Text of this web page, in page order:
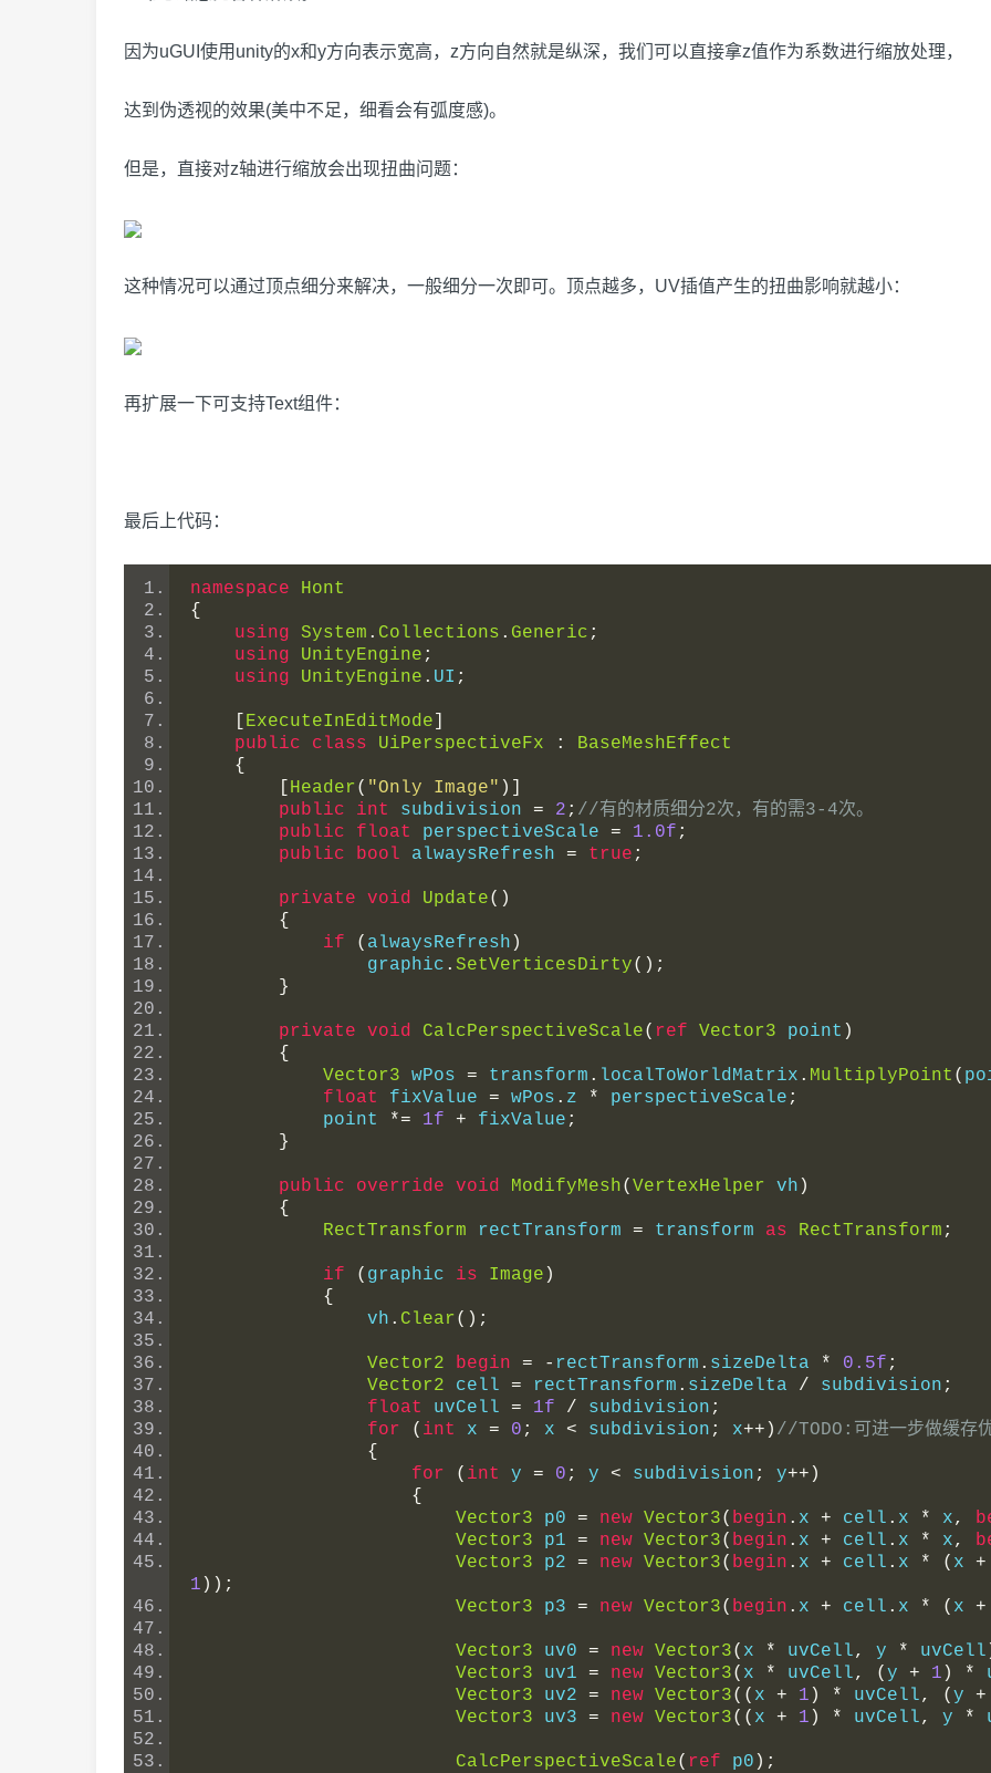
因为uGUI使用unity的x和y方向表示宽高，z方向自然就是纵深，我们可以直接拿z值作为系数进行缩放处理，
达到伪透视的效果(美中不足，细看会有弧度感)。
但是，直接对z轴进行缩放会出现扭曲问题：
这种情况可以通过顶点细分来解决，一般细分一次即可。顶点越多，UV插值产生的扭曲影响就越小：
再扩展一下可支持Text组件：
最后上代码：
namespace
Hont
{
using
System . Collections . Generic ;
using
UnityEngine ;
using
UnityEngine . UI ;
ExecuteInEditMode
public
class UiPerspectiveFx :
BaseMeshEffect
{
Header( "Only Image" )]
public
int subdivision = 2 ; //有的材质细分2次，有的需3-4次。
public
float perspectiveScale = 1.0f ;
public
bool alwaysRefresh = true ;
private void Update()
{
if
( alwaysRefresh )
                graphic
. SetVerticesDirty();
}
private void CalcPerspectiveScale( ref Vector3 point )
{
Vector3 wPos = transform . localToWorldMatrix . MultiplyPoint (
float
fixValue = wPos . z * perspectiveScale ;
            point
*= 1f + fixValue ;
}
public override void ModifyMesh( VertexHelper vh )
{
RectTransform rectTransform = transform as RectTransform ;
if ( graphic is Image )
{
                vh
. Clear();
Vector2 begin = - rectTransform . sizeDelta * 0.5f ;
Vector2 cell = rectTransform . sizeDelta / subdivision ;
float
uvCell = 1f / subdivision ;
for
( int x = 0 ; x < subdivision ; x++) //TODO:可进一步做缓存
{
for
( int y = 0 ; y < subdivision ; y++)
{
Vector3 p0 = new Vector3( begin . x + cell . x * x,
Vector3 p1 = new Vector3( begin . x + cell . x * x,
Vector3 p2 = new Vector3( begin . x + cell . x * ( x +
1 ));
Vector3 p3 = new Vector3( begin . x + cell . x * ( x +
Vector3 uv0 = new Vector3( x * uvCell, y * uvCell
Vector3 uv1 = new Vector3( x * uvCell, ( y + 1 ) *
Vector3 uv2 = new Vector3(( x + 1 ) * uvCell, ( y +
Vector3 uv3 = new Vector3(( x + 1 ) * uvCell, y *
CalcPerspectiveScale( ref p0 );